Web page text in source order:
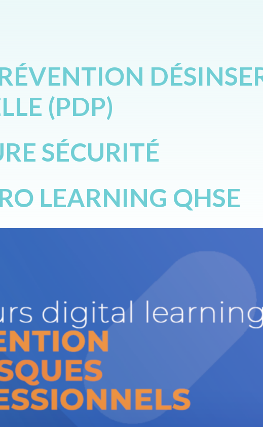
(PDP)
SÉCURITÉ
LEARNING QHSE